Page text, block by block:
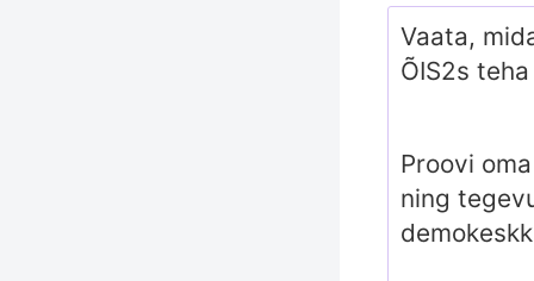
Vaata,
ÕIS2s
Proovi
ning